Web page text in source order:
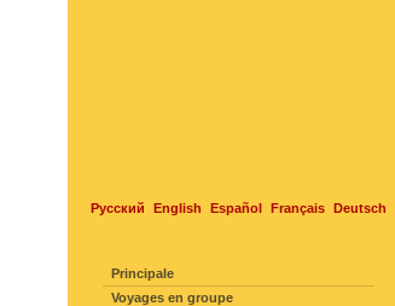
Русский English Español Français Deutsch
Principale
Voyages en groupe